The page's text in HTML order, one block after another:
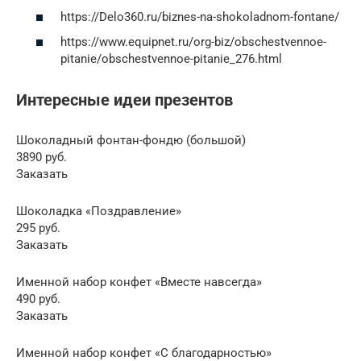
https://Delo360.ru/biznes-na-shokoladnom-fontane/
https://www.equipnet.ru/org-biz/obschestvennoe-
pitanie/obschestvennoe-pitanie_276.html
Интересные идеи презентов
Шоколадный фонтан-фондю (большой)
3890 руб.
Заказать
Шоколадка «Поздравление»
295 руб.
Заказать
Именной набор конфет «Вместе навсегда»
490 руб.
Заказать
Именной набор конфет «С благодарностью»